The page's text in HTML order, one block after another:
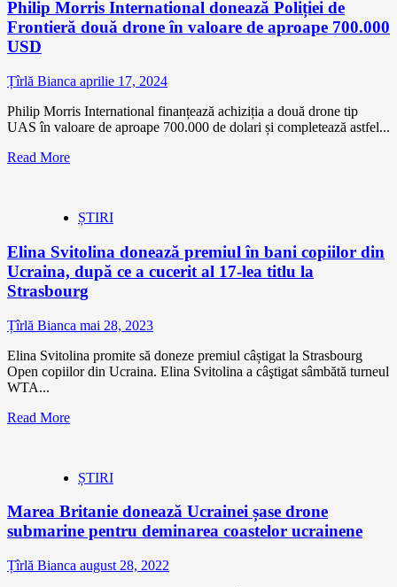
Philip Morris International donează Poliției de
Frontieră două drone în valoare de aproape 700.000
USD
Țîrlă Bianca aprilie 17, 2024
Philip Morris International finanțează achiziția a două drone tip
UAS în valoare de aproape 700.000 de dolari și completează astfel...
Read More
ȘTIRI
Elina Svitolina donează premiul în bani copiilor din
Ucraina, după ce a cucerit al 17-lea titlu la
Strasbourg
Țîrlă Bianca mai 28, 2023
Elina Svitolina promite să doneze premiul câștigat la Strasbourg
Open copiilor din Ucraina. Elina Svitolina a câştigat sâmbătă turneul
WTA...
Read More
ȘTIRI
Marea Britanie donează Ucrainei șase drone
submarine pentru deminarea coastelor ucrainene
Țîrlă Bianca august 28, 2022